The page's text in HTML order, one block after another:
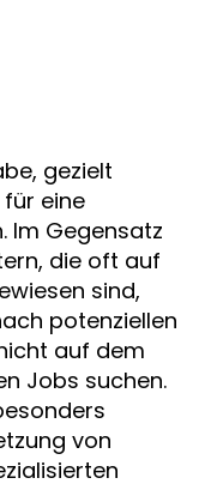
gezielt
eine
Im Gegensatz
die oft auf
sind,
potenziellen
auf dem
Jobs suchen.
von